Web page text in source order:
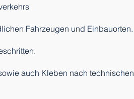
Fahrzeugen und Einbauorten.
auch Kleben nach technischen